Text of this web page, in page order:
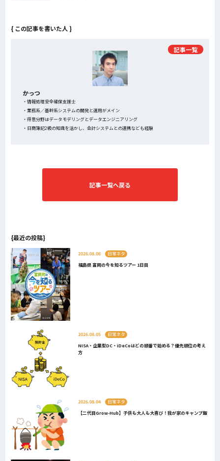
{ この記事を書いた人 }
かっつ
・情報処理安全確保支援士
・業務系／基幹系システムの開発と運用がメイン
・得意分野はデータモデリングとデータエンジニアリング
・日商簿記2級の知識を活かし、会計システムとの連携なども経験
記事一覧
記事一覧へ戻る
{最近の投稿}
2026.08.06
日常ネタ
福島県 富岡の今を知るツアー 1日目
2026.08.05
日常ネタ
NISA・企業型DC・iDeCoはどの順番で始める？優先順位の考え
方
2026.08.04
日常ネタ
【二代目Grow-Hub】子供も大人も大喜び！我が家のキャンプ飯